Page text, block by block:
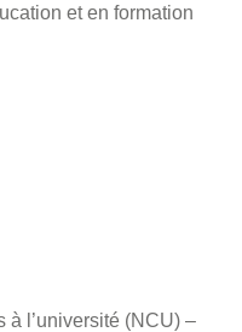
et en formation
à l’université (NCU) –